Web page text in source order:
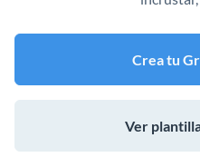
Crea tu
Ver